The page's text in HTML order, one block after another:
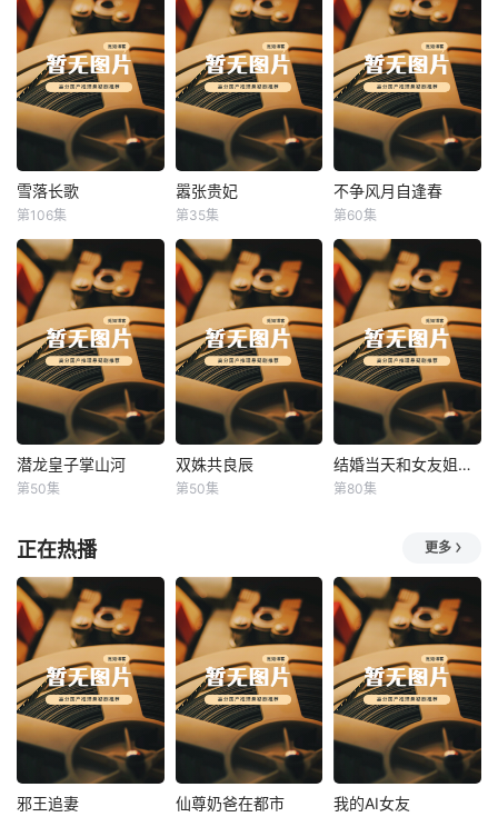
雪落长歌
雪落长歌
第106集
嚣张贵妃
嚣张贵妃
第35集
不争风月自逢春
不争风月自逢春
第60集
潜龙皇子掌山河
潜龙皇子掌山河
第50集
双姝共良辰
双姝共良辰
第50集
结婚当天和女友姐姐一起穿越了 结婚当天和女友姐姐一起穿越了
第80集
正在热播 更多
热播
邪王追妻 热播
仙尊奶爸在都市 热播
我的AI女友